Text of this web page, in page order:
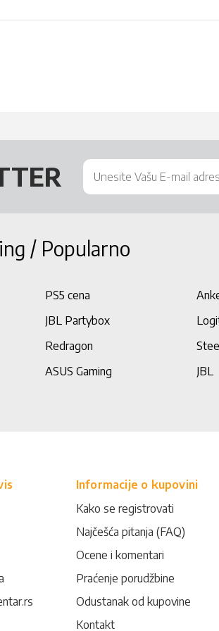
/ Popularno
PS5 cena
JBL Partybox
Redragon
ASUS Gaming JBL
Informacije o kupovini
Kako se registrovati
Najčešća pitanja (FAQ)
Ocene i komentari
Praćenje porudžbine
Odustanak od kupovine
Kontakt